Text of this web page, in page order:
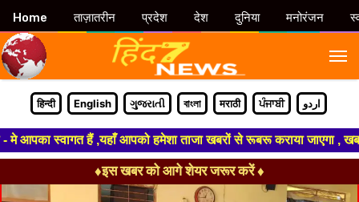
हिन्दी English ગુજરાતી বাংলা मराठी ਪੰਜਾਬੀ اردو
स्वागत हैं ,यहाँ आपको हमेशा ताजा खबरों से रूबरू कराया जाएगा , खबर
♦इस खबर को आगे शेयर जरूर करें ♦
Home ताज़ातरीन प्रदेश देश दुनिया मनोरंजन